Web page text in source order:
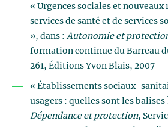
« Urgences sociales et nouveaux
services de santé et de services
», dans : Autonomie et
formation continue du Barreau
261, Éditions Yvon Blais, 2007
« Établissements sociaux-
usagers : quelles sont les balises
Dépendance et protection,